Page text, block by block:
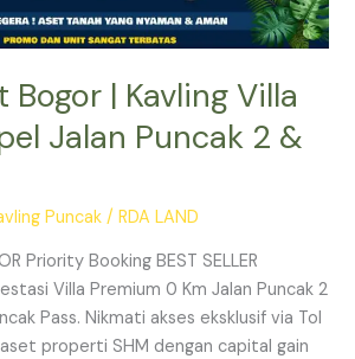
Bogor | Kavling Villa
Jalan Puncak 2 &
Puncak /RDA LAND
Priority Booking BEST SELLER
Villa Premium 0 Km Jalan Puncak 2
Pass. Nikmati akses eksklusif via Tol
properti SHM dengan capital gain